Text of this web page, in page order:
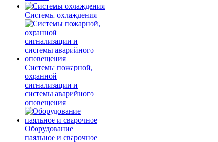
Системы охлаждения
Системы пожарной,
охранной
сигнализации и
системы аварийного
оповещения
Оборудование
паяльное и сварочное